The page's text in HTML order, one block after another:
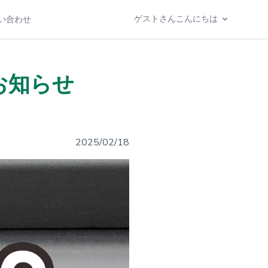
合わせ ゲストさんこんにちは
らせ
2025/02/18